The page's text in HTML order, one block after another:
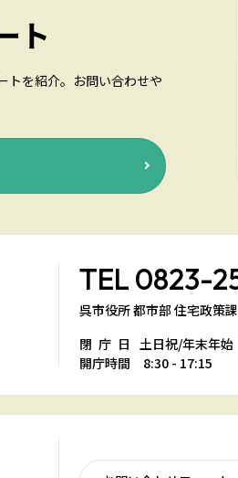
ト
トを紹介。お問い合わせや
TEL 0823-
呉市役所 都市部 住宅政策
閉庁日 土日祝/年末年始
開庁時間 8:30 - 17:15